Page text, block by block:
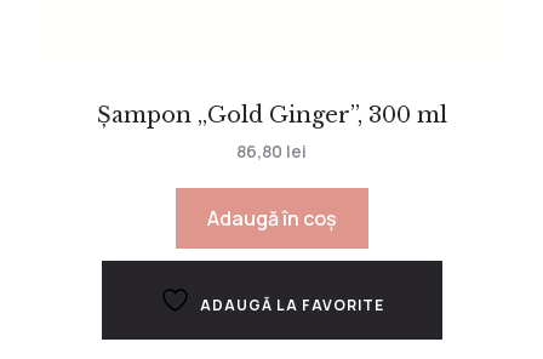
Șampon „Gold Ginger”, 300 ml
86,80 lei
Adaugă în coș
ADAUGĂ LA FAVORITE